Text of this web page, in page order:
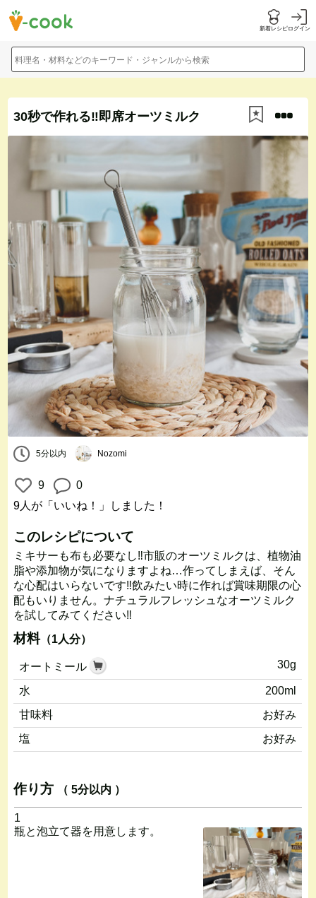
新着レシピログイン
料理名・材料などのキーワード・ジャンルから検索
30秒で作れる‼︎即席オーツミルク
5分以内 Nozomi
9
0
9人 が「いいね！」しました！
このレシピについて
ミキサーも布も必要なし‼︎市販のオーツミルクは、植物油
脂や添加物が気になりますよね…作ってしまえば、そん
な心配はいらないです‼︎飲みたい時に作れば賞味期限の心
配もいりません。ナチュラルフレッシュなオーツミルク
を試してみてください‼︎
材料（1人分）
オートミール 30g
水
200ml
甘味料
お好み
塩
お好み
作り方 （ 5分以内 ）
1
瓶と泡立て器を用意します。